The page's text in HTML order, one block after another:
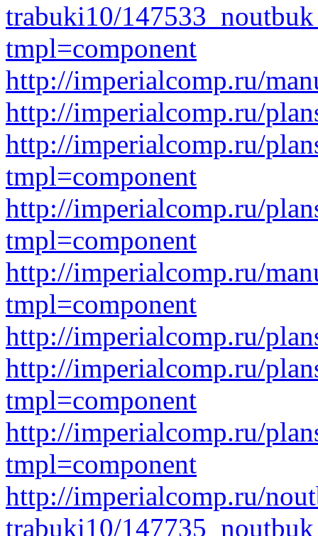
trabuki10/
tmpl=component
http://imperialcomp.ru/
http://imperialcomp.ru/
http://imperialcomp.ru/
tmpl=component
http://imperialcomp.ru/
tmpl=component
http://imperialcomp.ru/
tmpl=component
http://imperialcomp.ru/
http://imperialcomp.ru/
tmpl=component
http://imperialcomp.ru/
tmpl=component
http://imperialcomp.ru/
trabuki10/